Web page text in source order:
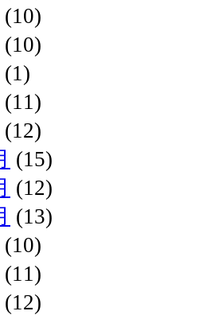
(10)
(10)
(1)
(11)
(12)
(15)
(12)
(13)
(10)
(11)
(12)